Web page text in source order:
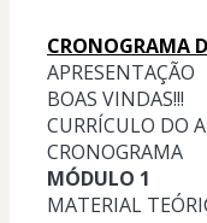
CRONOGRAMA
APRESENTAÇÃO
BOAS VINDAS!!!
CURRÍCULO DO
CRONOGRAMA
MÓDULO 1
MATERIAL